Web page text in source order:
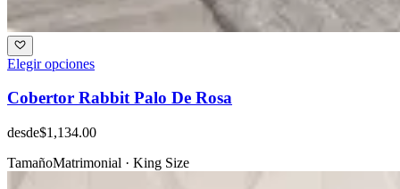
Elegir opciones
Cobertor Rabbit Palo De Rosa
desde$1,134.00
TamañoMatrimonial · King Size